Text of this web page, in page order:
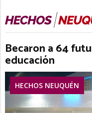
Becaron a 64
educación
HECHOS NEUQUÉN